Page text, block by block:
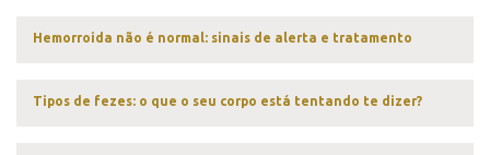
Hemorroida não é normal: sinais de alerta e tratamento
Tipos de fezes: o que o seu corpo está tentando te dizer?